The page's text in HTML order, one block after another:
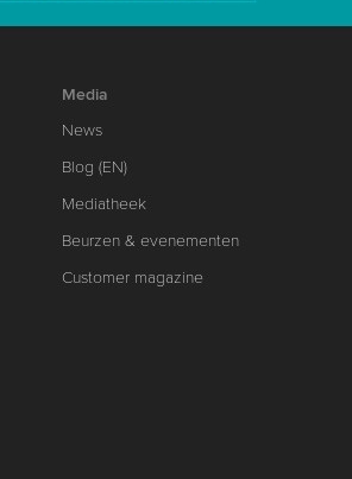
Media
News
Blog (EN)
Mediatheek
Beurzen & evenementen
Customer magazine